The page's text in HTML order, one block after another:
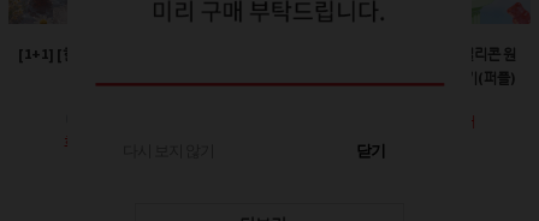
[1+1] [한정판매]매트블
회원공개
60ml-몬스터 실리콘 원
터치캡 튜브용기(퍼플)
회원공개
닫기